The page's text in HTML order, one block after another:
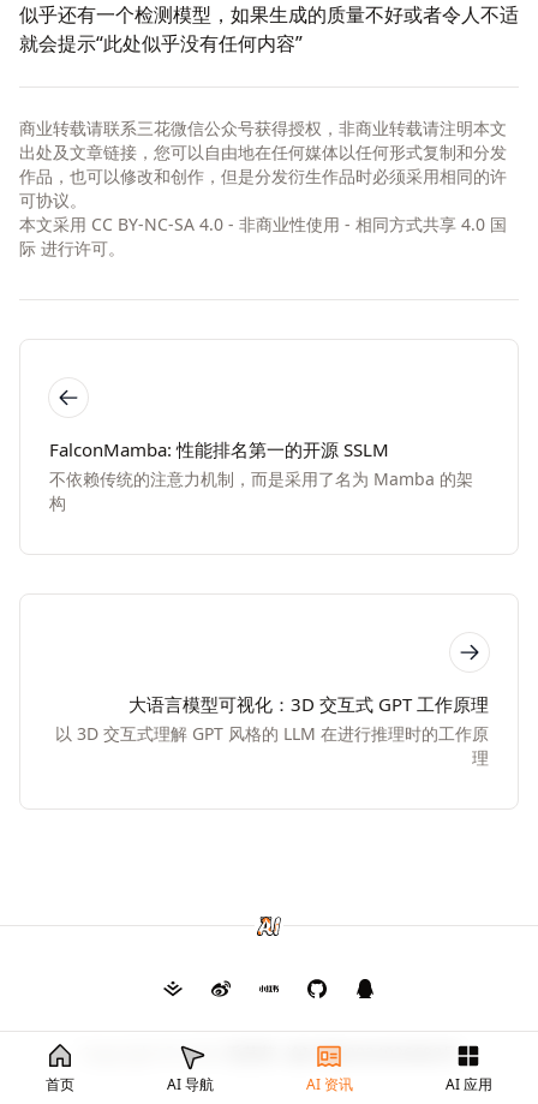
似乎还有一个检测模型，如果生成的质量不好或者令人不适
就会提示“此处似乎没有任何内容”
商业转载请联系三花微信公众号获得授权，非商业转载请注明本文
出处及文章链接，您可以自由地在任何媒体以任何形式复制和分发
作品，也可以修改和创作，但是分发衍生作品时必须采用相同的许
可协议。
本文采用 CC BY-NC-SA 4.0 - 非商业性使用 - 相同方式共享 4.0 国
际 进行许可。
FalconMamba: 性能排名第一的开源 SSLM
不依赖传统的注意力机制，而是采用了名为 Mamba 的架
构
大语言模型可视化：3D 交互式 GPT 工作原理
以 3D 交互式理解 GPT 风格的 LLM 在进行推理时的工作原
理
首页 AI 导航 AI 资讯 AI 应用
Copyright © 2026 渝ICP备2024026682号